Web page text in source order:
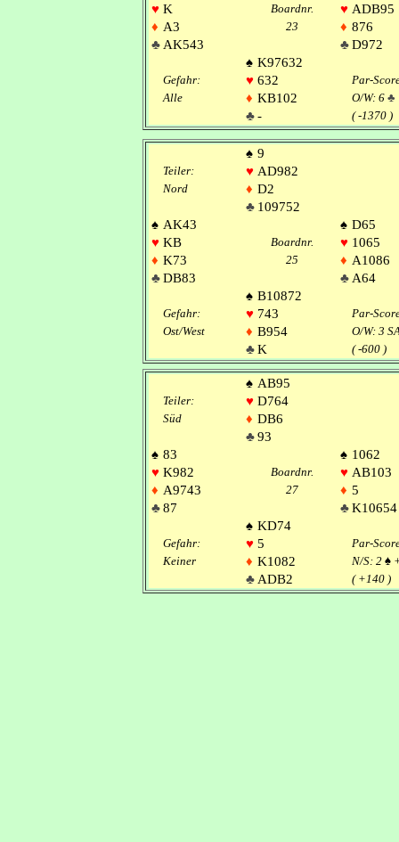
♥ K Boardnr. ♥ ADB95
♦ A3 23 ♦ 876
♣ AK543 ♣D972
♠ K97632
Gefahr: ♥ 632
Par-
Alle
♦ KB102 O/W: 6 ♣
♣- ( -1370 )
♠ 9
Teiler: ♥ AD982
Nord ♦ D2
♣ 109752
♠ AK43 ♠ D65
♥ KB Boardnr. ♥ 1065
♦ K73 25 ♦ A1086
♣DB83 ♣ A64
♠ B10872
Gefahr: ♥ 743
Par-
Ost/West
♦ B954 O/W: 3
♣K ( -600 )
♠ AB95
Teiler: ♥ D764
Süd ♦ DB6
♣93
♠ 83 ♠ 1062
♥ K982 Boardnr. ♥ AB103
♦ A9743 27 ♦ 5
♣87 ♣K10654
♠ KD74
Gefahr: ♥ 5
Par-
Keiner
♦ K1082 N/S: 2 ♠
♣ ADB2 ( +140 )